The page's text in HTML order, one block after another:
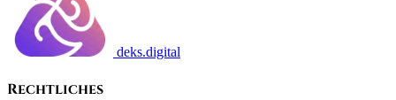
deks.digital
Rechtliches